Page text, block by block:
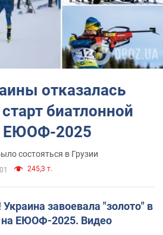
отказалась
биатлонной
ЕЮОФ-2025
состояться в Грузии
245,3 т.
завоевала "золото" в
на ЕЮОФ-2025. Видео